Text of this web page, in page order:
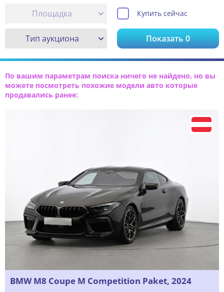
Площадка Купить сейчас
Тип аукциона Показать0
По вашим параметрам поиска ничего не найдено, но вы
можете посмотреть похожие модели авто которые
продавались ранее:
BMW M8 Coupe M Competition Paket, 2024